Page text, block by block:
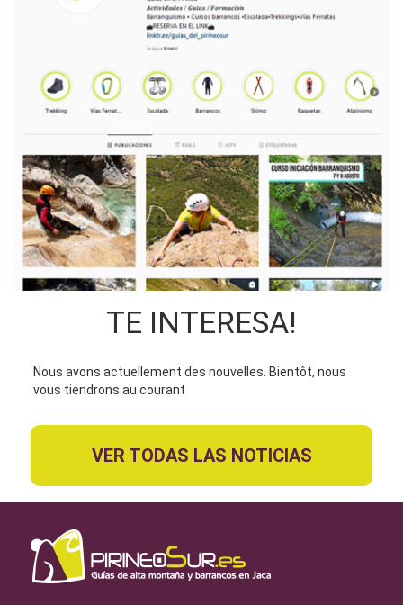
TE INTERESA!
Nous avons actuellement des nouvelles. Bientôt, nous
vous tiendrons au courant
VER TODAS LAS NOTICIAS